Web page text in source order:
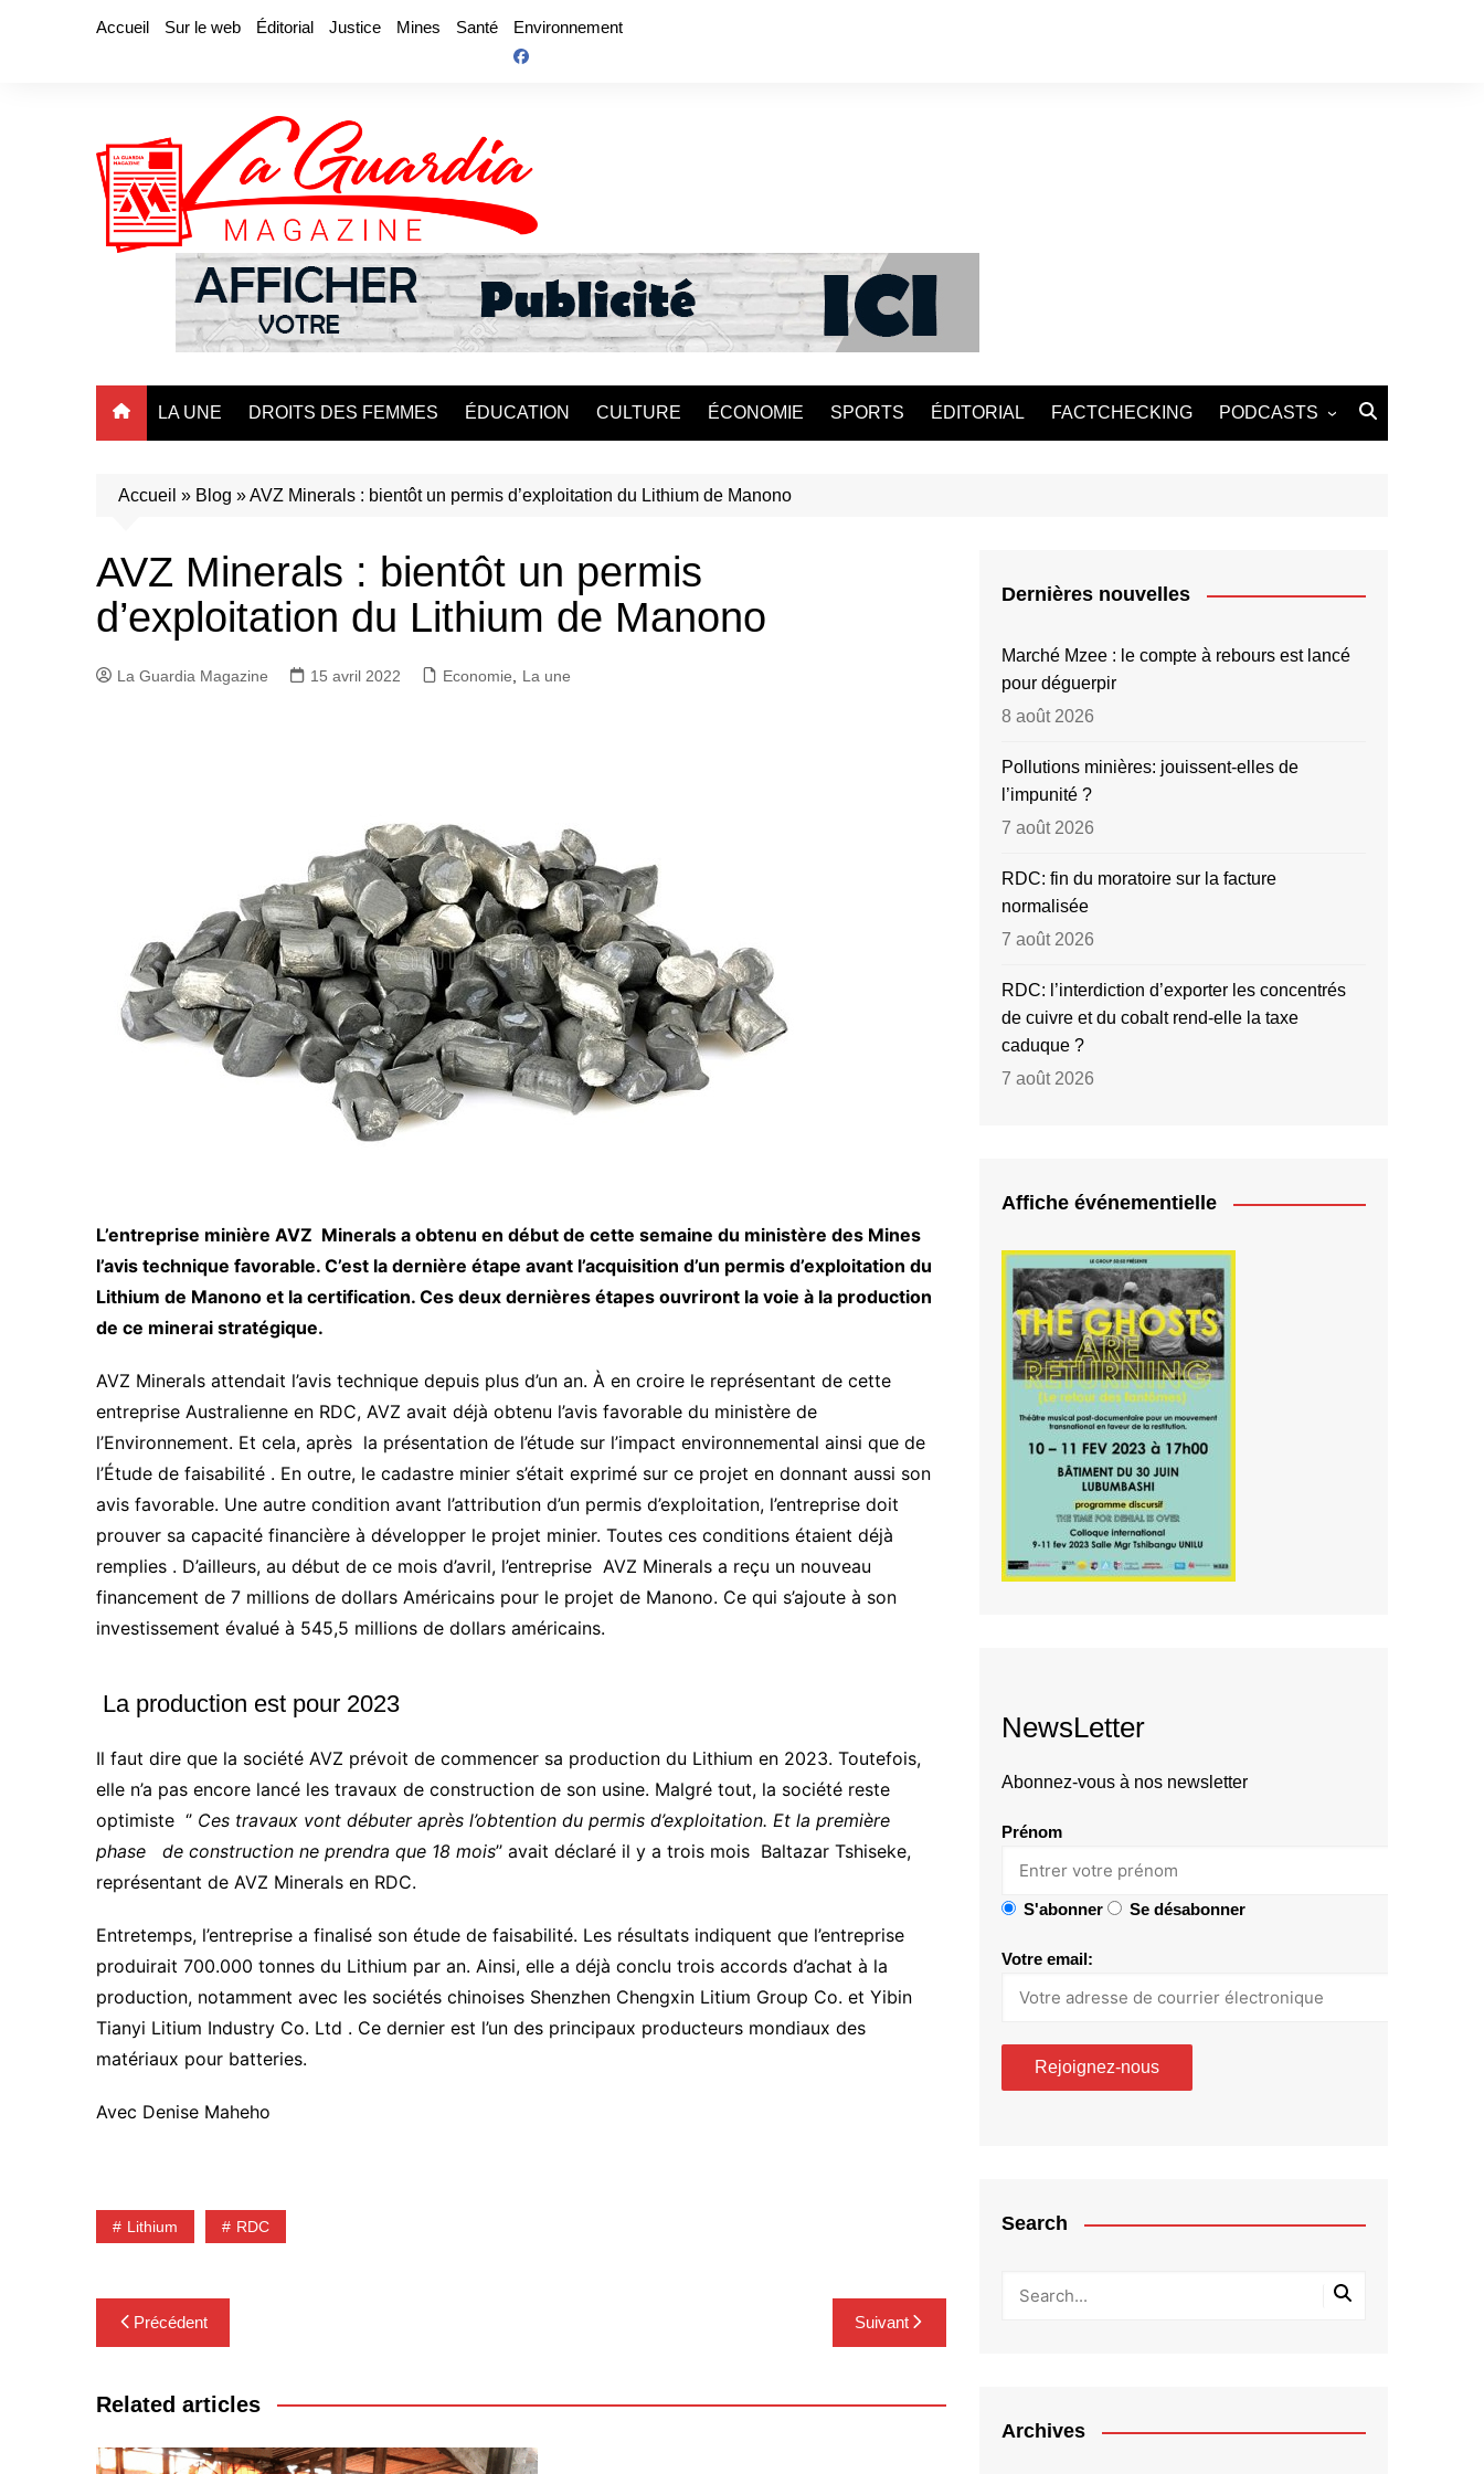
Accueil Sur le web Éditorial Justice Mines Santé Environnement
LA UNE DROITS DES FEMMES ÉDUCATION CULTURE ÉCONOMIE SPORTS ÉDITORIAL FACTCHECKING PODCASTS
Accueil » Blog »AVZ Minerals : bientôt un permis d’exploitation du Lithium de Manono
AVZ Minerals : bientôt un permis
d’exploitation du Lithium de Manono
La Guardia Magazine 15 avril 2022 Economie, La une
L’entreprise minière AVZ Minerals a obtenu en début de cette semaine du ministère des Mines
l’avis technique favorable. C’est la dernière étape avant l’acquisition d’un permis d’exploitation du
Lithium de Manono et la certification. Ces deux dernières étapes ouvriront la voie à la production
de ce minerai stratégique.
AVZ Minerals attendait l’avis technique depuis plus d’un an. À en croire le représentant de cette
entreprise Australienne en RDC, AVZ avait déjà obtenu l’avis favorable du ministère de
l’Environnement. Et cela, après la présentation de l’étude sur l’impact environnemental ainsi que de
l’Étude de faisabilité . En outre, le cadastre minier s’était exprimé sur ce projet en donnant aussi son
avis favorable. Une autre condition avant l’attribution d’un permis d’exploitation, l’entreprise doit
prouver sa capacité financière à développer le projet minier. Toutes ces conditions étaient déjà
remplies . D’ailleurs, au début de ce mois d’avril, l’entreprise AVZ Minerals a reçu un nouveau
financement de 7 millions de dollars Américains pour le projet de Manono. Ce qui s’ajoute à son
investissement évalué à 545,5 millions de dollars américains.
La production est pour 2023
Il faut dire que la société AVZ prévoit de commencer sa production du Lithium en 2023. Toutefois,
elle n’a pas encore lancé les travaux de construction de son usine. Malgré tout, la société reste
optimiste ‘’ Ces travaux vont débuter après l’obtention du permis d’exploitation. Et la première
phase de construction ne prendra que 18 mois’’ avait déclaré il y a trois mois Baltazar Tshiseke,
représentant de AVZ Minerals en RDC.
Entretemps, l’entreprise a finalisé son étude de faisabilité. Les résultats indiquent que l’entreprise
produirait 700.000 tonnes du Lithium par an. Ainsi, elle a déjà conclu trois accords d’achat à la
production, notamment avec les sociétés chinoises Shenzhen Chengxin Litium Group Co. et Yibin
Tianyi Litium Industry Co. Ltd . Ce dernier est l’un des principaux producteurs mondiaux des
matériaux pour batteries.
Avec Denise Maheho
Lithium RDC
Navigation
de
l’article
Précédent Suivant
Related articles
Dernières nouvelles
Marché Mzee : le compte à rebours est lancé
pour déguerpir
8 août 2026
Pollutions minières: jouissent-elles de
l’impunité ?
7 août 2026
RDC: fin du moratoire sur la facture
normalisée
7 août 2026
RDC: l’interdiction d’exporter les concentrés
de cuivre et du cobalt rend-elle la taxe
caduque ?
7 août 2026
Affiche événementielle
NewsLetter
Abonnez-vous à nos newsletter
Prénom
S'abonner Se désabonner
Votre email:
Search
Archives